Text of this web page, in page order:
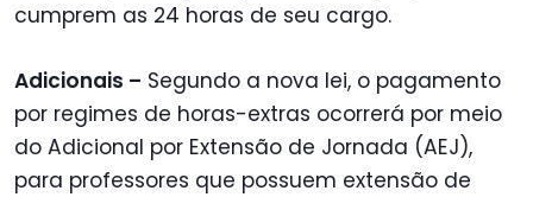
cumprem as 24 horas de seu cargo.
Adicionais – Segundo a nova lei, o pagamento
por regimes de horas-extras ocorrerá por meio
do Adicional por Extensão de Jornada (AEJ),
para professores que possuem extensão de